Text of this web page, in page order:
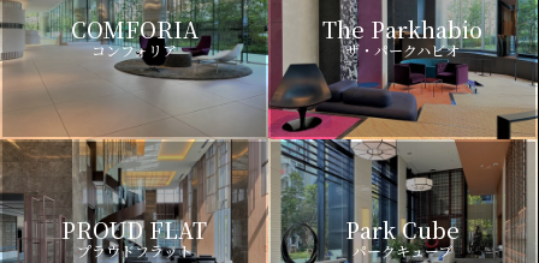
COMFORIA
コンフォリア
The Parkhabio
ザ・パークハビオ
PROUD FLAT
プラウドフラット
Park Cube
パークキューブ